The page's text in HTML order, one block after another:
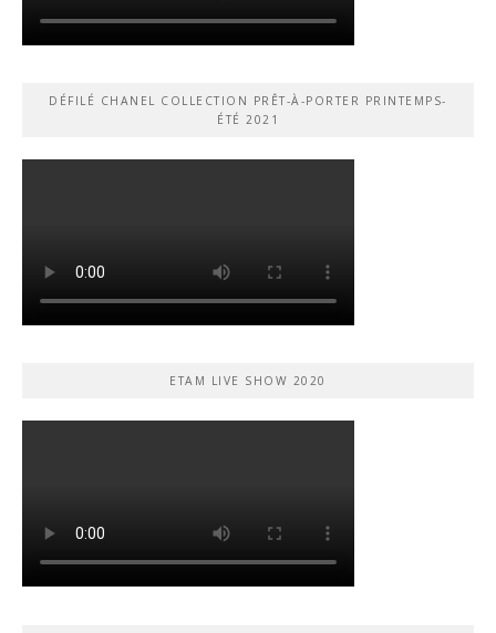
DÉFILÉ CHANEL COLLECTION PRÊT-À-PORTER PRINTEMPS-
ÉTÉ 2021
ETAM LIVE SHOW 2020